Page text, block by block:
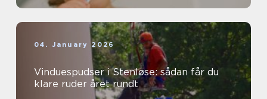
04. January 2026
Vinduespudser i Stenløse: sådan får du
klare ruder året rundt